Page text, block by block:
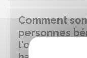
Comment
personnes
l'obligation